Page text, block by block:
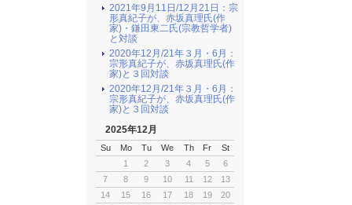
2021年9月11日/12月21日：宗
形真紀子が、赤坂真理氏(作
家)・鎌田東二氏(宗教哲学者)
と対談
2020年12月/21年３月・6月：
宗形真紀子が、赤坂真理氏(作
家)と３回対談
2020年12月/21年３月・6月：
宗形真紀子が、赤坂真理氏(作
家)と３回対談
2025年12月
Su Mo Tu We Th Fr
St
1
2 3 4 5
6
7
8 9 10 11 12
13
14
15 16 17 18 19
20